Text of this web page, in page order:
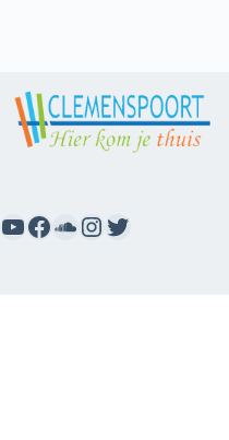
YouTube
Facebook
SoundCloud
Instagram
Twitter